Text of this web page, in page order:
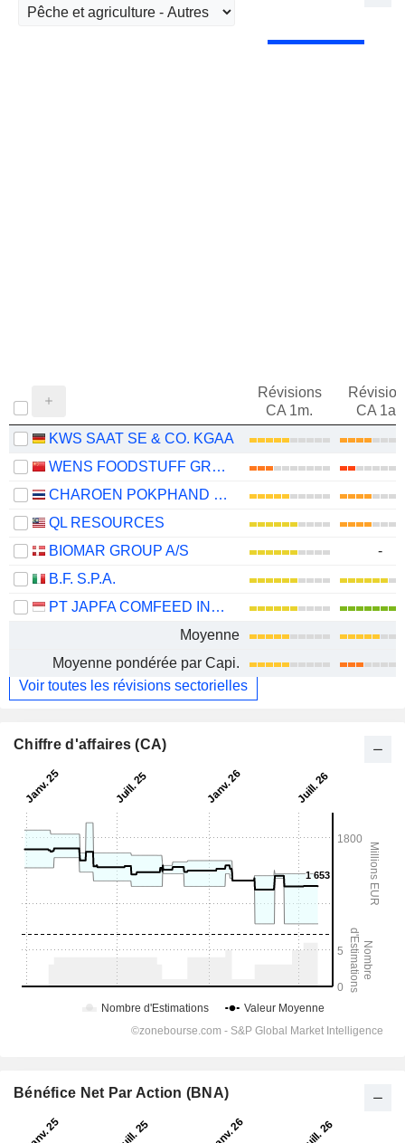
Révisions
CA 1m.
CA 1an
KWS SAAT SE & CO. KGAA
WENS FOODSTUFF GROUP CO., LTD.
CHAROEN POKPHAND FOODS
QL RESOURCES
BIOMAR GROUP A/S
-
B.F. S.P.A.
PT JAPFA COMFEED INDONESIA TBK
Moyenne
Moyenne pondérée par Capi.
Voir toutes les révisions sectorielles
Chiffre d'affaires (CA)
Bénéfice Net Par Action (BNA)